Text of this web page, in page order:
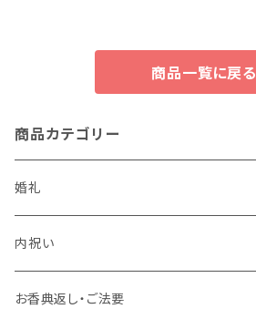
商品一覧に戻る
商品カテゴリー
婚礼
内祝い
かりんとう詰合せ
お香典返し・ご法要